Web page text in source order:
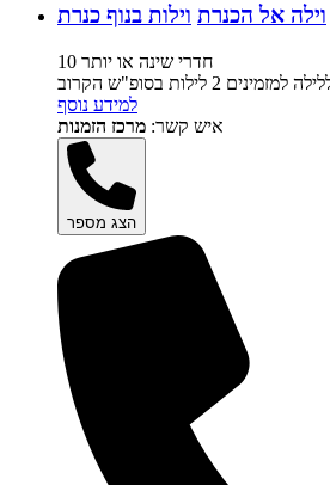
וילה אל הכנרת וילות בנוף כנרת
10 חדרי שינה או יותר
למידע נוסף
איש קשר: מרכז הזמנות
הצג מספר